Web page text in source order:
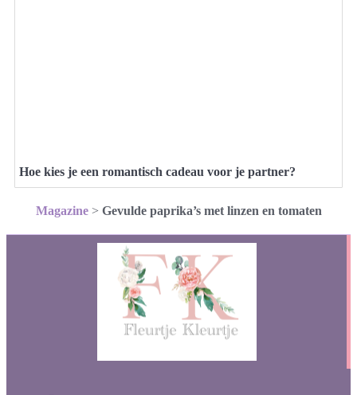
Hoe kies je een romantisch cadeau voor je partner?
Magazine> Gevulde paprika’s met linzen en tomaten